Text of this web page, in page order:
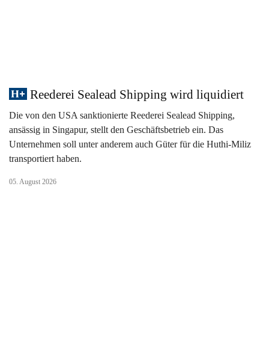
Reederei Sealead Shipping wird liquidiert
Die von den USA sanktionierte Reederei Sealead Shipping,
ansässig in Singapur, stellt den Geschäftsbetrieb ein. Das
Unternehmen soll unter anderem auch Güter für die Huthi-Miliz
transportiert haben.
05. August 2026